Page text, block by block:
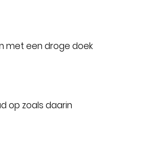
met een droge doek
op zoals daarin